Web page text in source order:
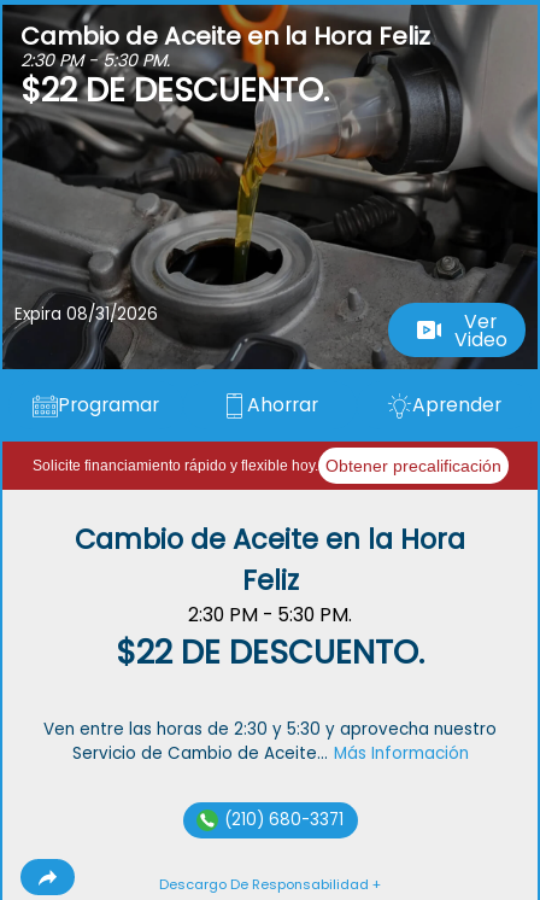
Cambio de Aceite en la Hora Feliz
2:30 PM - 5:30 PM.
$22 DE DESCUENTO.
Expira 08/31/2026 Ver
Video
Programar Ahorrar Aprender
Solicite financiamiento rápido y flexible hoy. Obtener precalificación
Cambio de Aceite en la Hora
Feliz
2:30 PM - 5:30 PM.
$22 DE DESCUENTO.
Ven entre las horas de 2:30 y 5:30 y aprovecha nuestro
Servicio de Cambio de Aceite... Más Información
(210) 680-3371
Descargo De Responsabilidad +